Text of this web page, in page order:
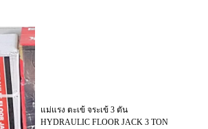
แม่แรง ตะเข้ จระเข้ 3 ตัน
HYDRAULIC FLOOR JACK 3 TON